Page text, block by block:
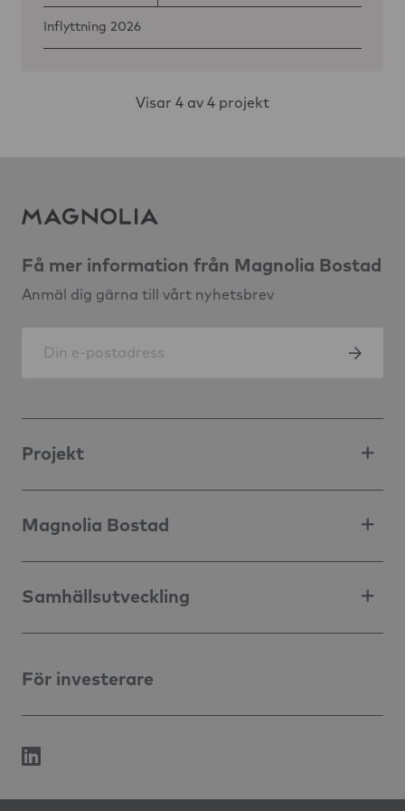
Inflyttning 2026
Visar 4 av 4 projekt
Få mer information från Magnolia Bostad
Anmäl dig gärna till vårt nyhetsbrev
Projekt
Magnolia Bostad
Samhällsutveckling
För investerare